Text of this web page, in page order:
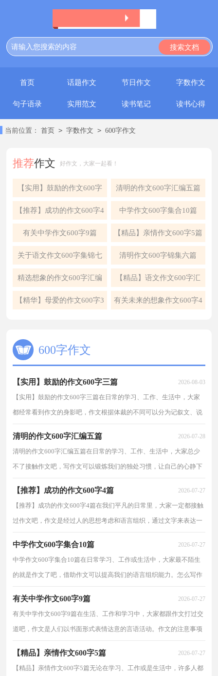
首页 话题作文 节日作文 字数作文
句子语录 实用范文 读书笔记 读书心得
当前位置： 首页 > 字数作文 > 600字作文
推荐作文 好作文，大家一起看！
【实用】鼓励的作文600字
三篇
清明的作文600字汇编五篇
【推荐】成功的作文600字4
篇
中学作文600字集合10篇
有关中学作文600字9篇 【精品】亲情作文600字5篇
关于语文作文600字集锦七
篇
清明作文600字锦集六篇
精选想象的作文600字汇编
10篇
【精品】语文作文600字汇
编十篇
【精华】母爱的作文600字3 有关未来的想象作文600字4
600字作文
【实用】鼓励的作文600字三篇 2026-08-03
【实用】鼓励的作文600字三篇在日常的学习、工作、生活中，大家
都经常看到作文的身影吧，作文根据体裁的不同可以分为记叙文、说
清明的作文600字汇编五篇 2026-07-28
清明的作文600字汇编五篇在日常的学习、工作、生活中，大家总少
不了接触作文吧，写作文可以锻炼我们的独处习惯，让自己的心静下
【推荐】成功的作文600字4篇 2026-07-27
【推荐】成功的作文600字4篇在我们平凡的日常里，大家一定都接触
过作文吧，作文是经过人的思想考虑和语言组织，通过文字来表达一
中学作文600字集合10篇 2026-07-27
中学作文600字集合10篇在日常学习、工作或生活中，大家最不陌生
的就是作文了吧，借助作文可以提高我们的语言组织能力。怎么写作
有关中学作文600字9篇 2026-07-27
有关中学作文600字9篇在生活、工作和学习中，大家都跟作文打过交
道吧，作文是人们以书面形式表情达意的言语活动。作文的注意事项
【精品】亲情作文600字5篇 2026-07-27
【精品】亲情作文600字5篇无论在学习、工作或是生活中，许多人都